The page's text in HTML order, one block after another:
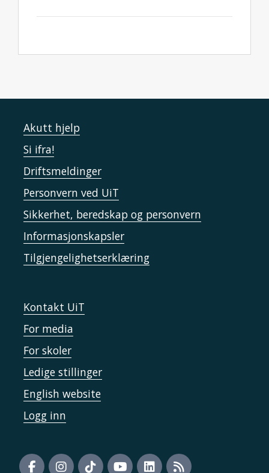
Akutt hjelp
Si ifra!
Driftsmeldinger
Personvern ved UiT
Sikkerhet, beredskap og personvern
Informasjonskapsler
Tilgjengelighetserklæring
Kontakt UiT
For media
For skoler
Ledige stillinger
English website
Logg inn